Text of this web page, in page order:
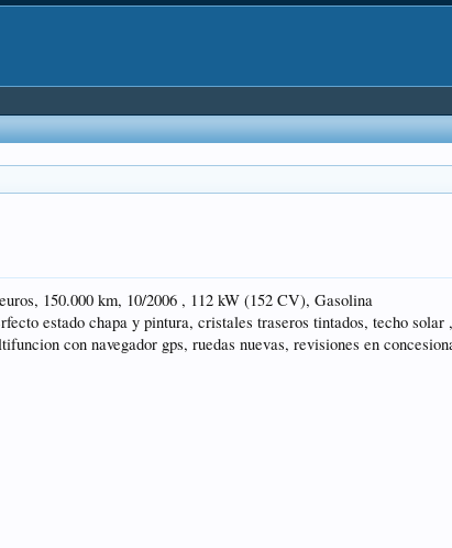
150.000 km, 10/2006 , 112 kW (152 CV), Gasolina
estado chapa y pintura, cristales traseros tintados, techo
con navegador gps, ruedas nuevas, revisiones en